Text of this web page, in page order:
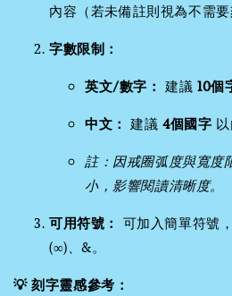
內容（若未備註則視為不需要
字數限制：
英文/數字： 建議10個
中文： 建議4個國字 以
註：因戒圈弧度與寬度
小，影響閱讀清晰度。
可用符號： 可加入簡單符號
(∞)、&。
💡 刻字靈感參考：